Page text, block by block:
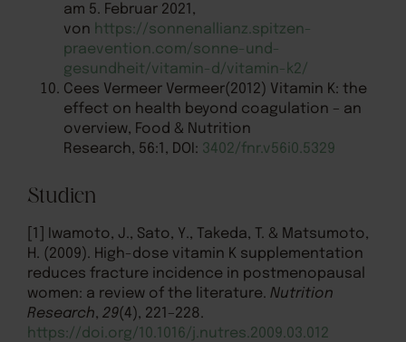
am 5. Februar 2021,
von https://sonnenallianz.spitzen-
praevention.com/sonne-und-
gesundheit/vitamin-d/vitamin-k2/
Cees Vermeer Vermeer(2012) Vitamin K: the
effect on health beyond coagulation – an
overview, Food & Nutrition
Research, 56:1, DOI: 3402/fnr.v56i0.5329
Studien
[1] Iwamoto, J., Sato, Y., Takeda, T. & Matsumoto,
H. (2009). High-dose vitamin K supplementation
reduces fracture incidence in postmenopausal
women: a review of the literature. Nutrition
Research, 29(4), 221–228.
https://doi.org/10.1016/j.nutres.2009.03.012